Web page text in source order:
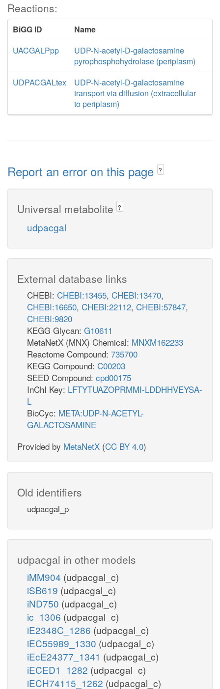
Reactions:
BiGG ID
Name
UACGALPpp
UDP-N-acetyl-D-galactosamine
pyrophosphohydrolase (periplasm)
UDPACGALtex
UDP-N-acetyl-D-galactosamine
transport via diffusion (extracellular
to periplasm)
Report an error on this page ?
Universal metabolite ?
udpacgal
External database links
CHEBI: CHEBI:13455, CHEBI:13470,
CHEBI:16650, CHEBI:22112, CHEBI:57847,
CHEBI:9820
KEGG Glycan: G10611
MetaNetX (MNX) Chemical: MNXM162233
Reactome Compound: 735700
KEGG Compound: C00203
SEED Compound: cpd00175
InChI Key: LFTYTUAZOPRMMI-LDDHHVEYSA-
L
BioCyc: META:UDP-N-ACETYL-
GALACTOSAMINE
Provided by MetaNetX (CC BY 4.0)
Old identifiers
udpacgal_p
udpacgal in other models
iMM904 (udpacgal_c)
iSB619 (udpacgal_c)
iND750 (udpacgal_c)
ic_1306 (udpacgal_c)
iE2348C_1286 (udpacgal_c)
iEC55989_1330 (udpacgal_c)
iEcE24377_1341 (udpacgal_c)
iECED1_1282 (udpacgal_c)
iECH74115_1262 (udpacgal_c)